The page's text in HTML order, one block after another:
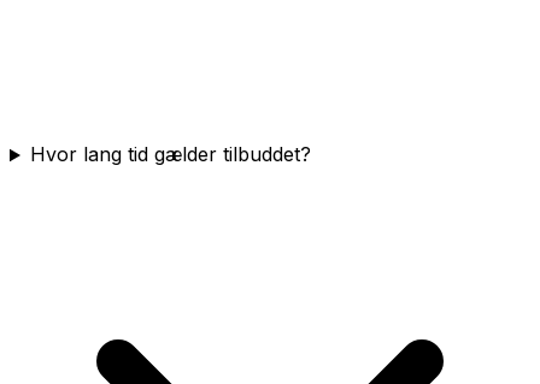
Hvor lang tid gælder tilbuddet?